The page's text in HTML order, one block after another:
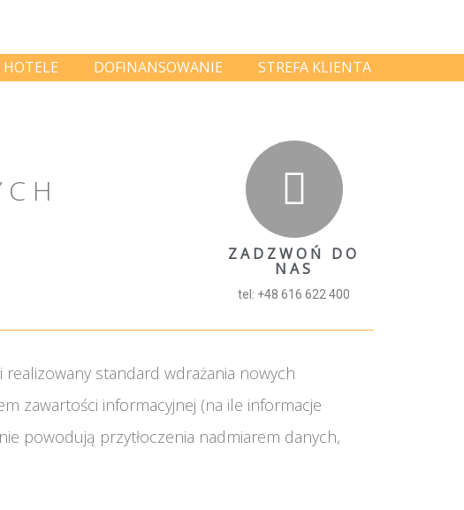
HOTELE DOFINANSOWANIE STREFA KLIENTA
ZADZWOŃ DO
NAS
tel: +48 616 622 400
standard wdrażania nowych
zawartości informacyjnej (na ile informacje
powodują przytłoczenia nadmiarem danych,